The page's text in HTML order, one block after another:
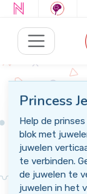
Princess
Help de
blok met
juwelen
te verbinden.
de juwelen te
juwelen in het